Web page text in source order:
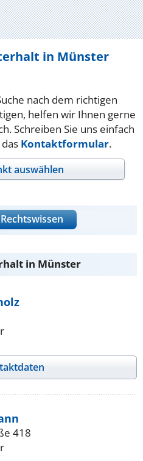
in Münster
nach dem richtigen
helfen wir Ihnen gerne
Schreiben Sie uns einfach
Kontaktformular.
auswählen
in Münster
418